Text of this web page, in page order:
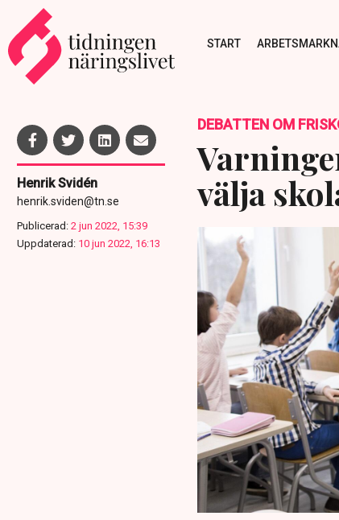
START
Henrik Svidén
henrik.sviden@tn.se
Publicerad: 2 jun 2022, 15:39
Uppdaterad: 10 jun 2022, 16:13
DEBATTEN OM
välja